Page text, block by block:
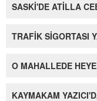
SASKİ'DE ATİLLA
TRAFİK SİGORTASI
O MAHALLEDE
KAYMAKAM